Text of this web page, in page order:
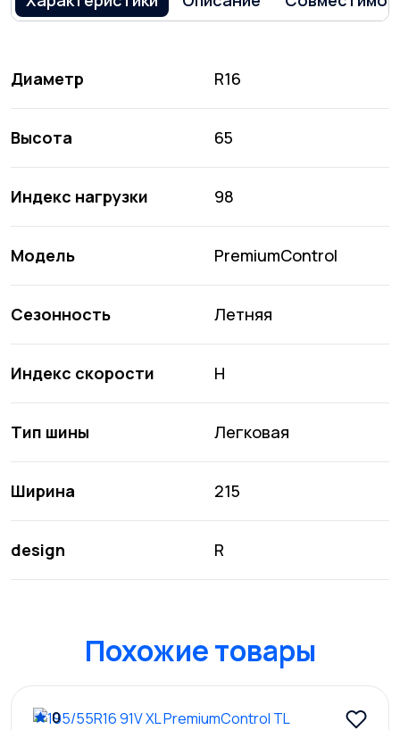
Диаметр R16
Высота 65
Индекс нагрузки 98
Модель PremiumControl
Сезонность Летняя
Индекс скорости H
Тип шины Легковая
Ширина 215
design R
Похожие товары
0